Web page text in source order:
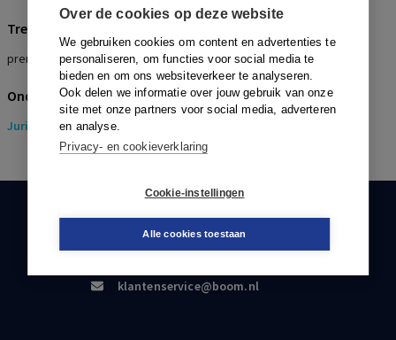
Over de cookies op deze website
We gebruiken cookies om content en advertenties te
personaliseren, om functies voor social media te
bieden en om ons websiteverkeer te analyseren.
Ook delen we informatie over jouw gebruik van onze
site met onze partners voor social media, adverteren
en analyse.
Privacy- en cookieverklaring
Cookie-instellingen
Alle cookies toestaan
Trefwoorden
premievrijstelling, arbeidsongeschiktheid, aanmelding
Onderwerpen
Juridisch> Pensioenrecht
KLANTENSERVICE
088-0301000
klantenservice@boom.nl